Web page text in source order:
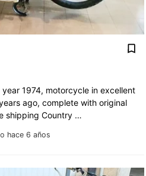
hace 6 años
1974, motorcycle in excellent
ago, complete with original
shipping Country …